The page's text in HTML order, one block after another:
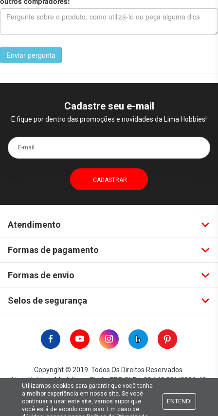
Enviar pergunta
Cadastre seu e-mail
E fique por dentro das promoções e novidades da Lima Hobbies!
E-mail
Atendimento
Formas de pagamento
Formas de envio
Selos de segurança
Copyright © 2019. Todos Os Direitos Reservados.
Lima Hobbies Modelismo Eireli - EPP CNPJ: 00.149.281/0001-49
Utilizamos cookies para garantir que você tenha
a melhor experiência em nosso site. Se você
continuar a usar este site, vamos supor que
você está de acordo com isso. Em caso de
ENTENDI